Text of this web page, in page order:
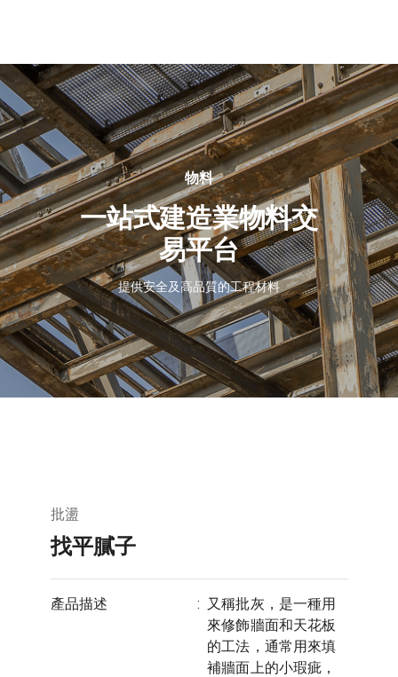
們
物料
一站式建造業物料交
易平台
提供安全及高品質的工程材料
批盪
找平膩子
產品描述 : 又稱批灰，是一種用
來修飾牆面和天花板
的工法，通常用來填
補牆面上的小瑕疵，